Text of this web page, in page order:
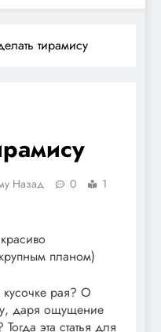
тирамису
Назад 0
1
планом)
кусочке рая? О
даря ощущение
эта статья для